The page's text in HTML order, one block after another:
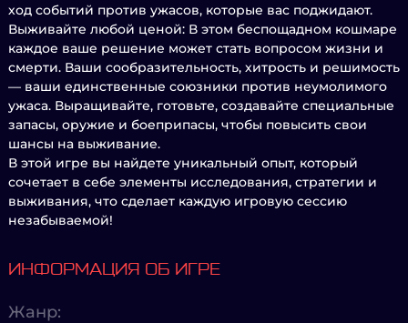
ход событий против ужасов, которые вас поджидают.
Выживайте любой ценой: В этом беспощадном кошмаре
каждое ваше решение может стать вопросом жизни и
смерти. Ваши сообразительность, хитрость и решимость
— ваши единственные союзники против неумолимого
ужаса. Выращивайте, готовьте, создавайте специальные
запасы, оружие и боеприпасы, чтобы повысить свои
шансы на выживание.
В этой игре вы найдете уникальный опыт, который
сочетает в себе элементы исследования, стратегии и
выживания, что сделает каждую игровую сессию
незабываемой!
ИНФОРМАЦИЯ ОБ ИГРЕ
Жанр: